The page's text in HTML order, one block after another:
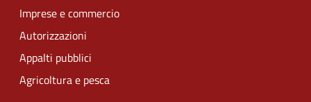
Imprese e commercio
Autorizzazioni
Appalti pubblici
Agricoltura e pesca